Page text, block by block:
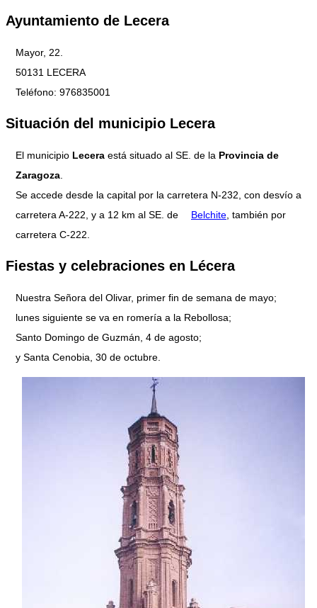
Ayuntamiento de Lecera
Mayor, 22.
50131 LECERA
Teléfono: 976835001
Situación del municipio Lecera
El municipio Lecera está situado al SE. de la Provincia de
Zaragoza
Se accede desde la capital por la carretera N-232, con desvío a
carretera A-222, y a 12 km al SE. de
Belchite , también por
carretera C-222.
Fiestas y celebraciones en Lécera
Nuestra Señora del Olivar, primer fin de semana de mayo;
lunes siguiente se va en romería a la Rebollosa;
Santo Domingo de Guzmán, 4 de agosto;
y Santa Cenobia, 30 de octubre.